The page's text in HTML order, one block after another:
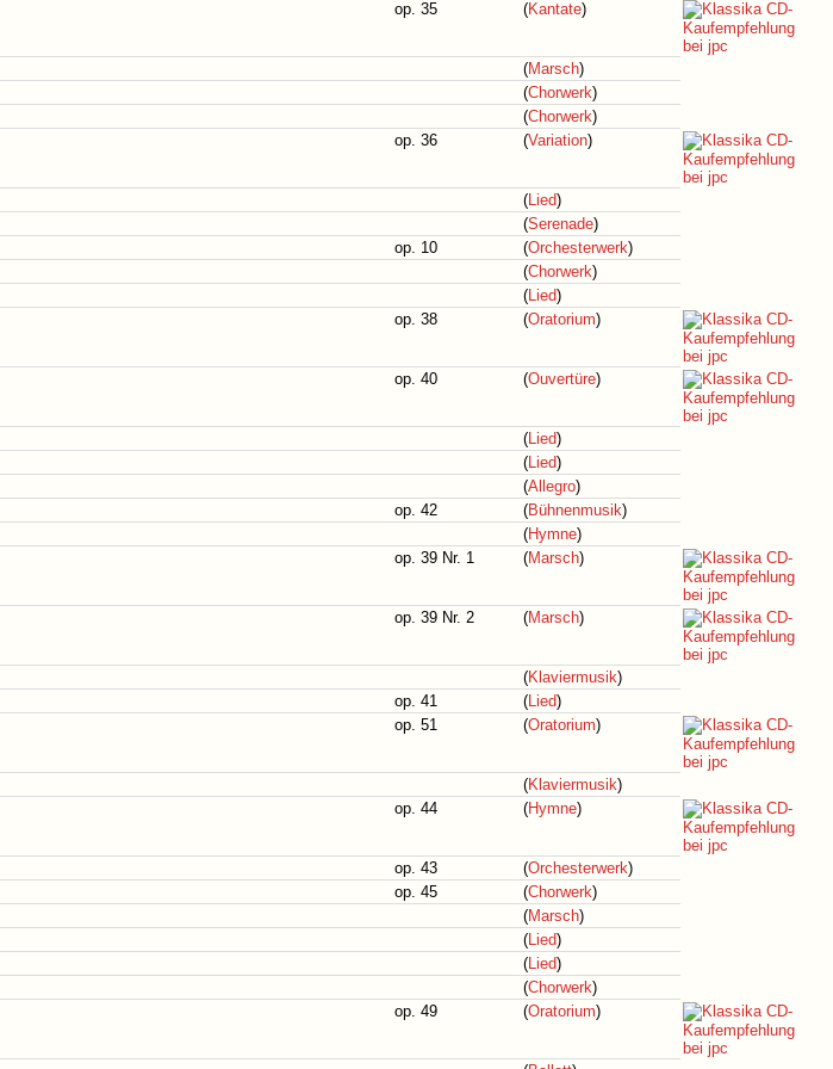
op. 35 (Kantate)
(Marsch)
(Chorwerk)
(Chorwerk)
op. 36 (Variation)
(Lied)
(Serenade)
op. 10 (Orchesterwerk)
(Chorwerk)
(Lied)
op. 38 (Oratorium)
op. 40 (Ouvertüre)
(Lied)
(Lied)
(Allegro)
op. 42 (Bühnenmusik)
(Hymne)
op. 39 Nr. 1 (Marsch)
op. 39 Nr. 2 (Marsch)
(Klaviermusik)
op. 41 (Lied)
op. 51 (Oratorium)
(Klaviermusik)
op. 44 (Hymne)
op. 43 (Orchesterwerk)
op. 45 (Chorwerk)
(Marsch)
(Lied)
(Lied)
(Chorwerk)
op. 49 (Oratorium)